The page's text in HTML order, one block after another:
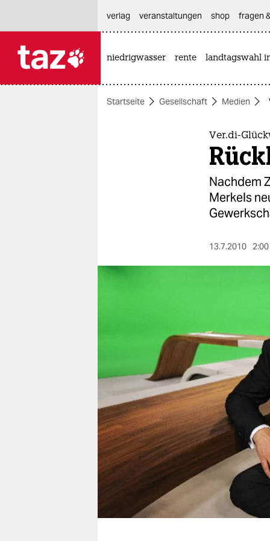
themen
berlin
verlag
veranstaltungen
shop
fragen & hilfe
unterstützen
genossenschaft
verlag
veranstaltungen shop fragen
niedrigwasser rente landtagswahl
Startseite Gesellschaft Medien
Ver.di-
Nachdem
Merkels
13.7.2010